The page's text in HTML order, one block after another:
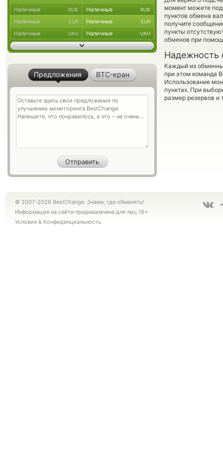
момент можете
пунктов обмена
получите
пункты
обменов при
Надежность
Каждый из
при этом команда
Использование
пунктах. При
размер резервов и
Наличные RUB Наличные RUB
Наличные EUR Наличные EUR
Наличные UAH Наличные UAH
Предложения BTC-кран
© 2007-2026 BestChange. Знаем, где обменять!
Информация на сайте предназначена для лиц 18+
Условия & Конфиденциальность